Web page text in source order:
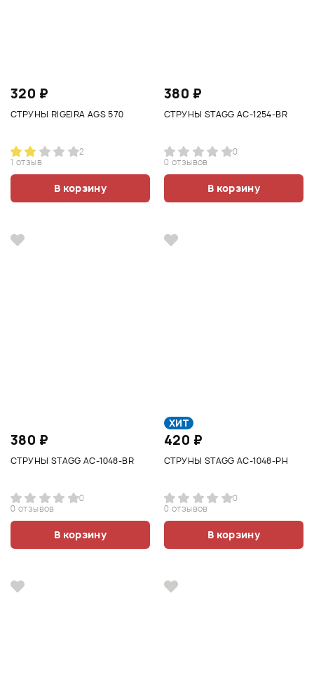
320 ₽
СТРУНЫ RIGEIRA AGS 570
2
1 отзыв
В корзину
380 ₽
СТРУНЫ STAGG AC-1254-BR
0
0 отзывов
В корзину
380 ₽
СТРУНЫ STAGG AC-1048-BR
0
0 отзывов
В корзину
ХИТ
420 ₽
СТРУНЫ STAGG AC-1048-PH
0
0 отзывов
В корзину